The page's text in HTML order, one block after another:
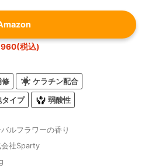
税込)
修 ケラチン配合
タイプ 弱酸性
ルフラワーの香り
会社Sparty